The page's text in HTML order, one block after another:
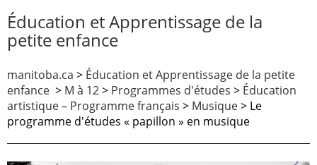
Éducation et Apprentissage de la
petite enfance
manitoba.ca > Éducation et Apprentissage de la petite
enfance > M à 12> Programmes d'études > Éducation
artistique – Programme français > Musique> Le
programme d'études « papillon » en musique